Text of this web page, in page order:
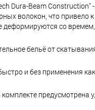
Dura-Beam Construction"
волокон, что привело
деформируются со
бельё от
и без применения
предусмотрена